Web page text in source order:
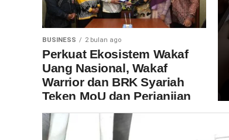
BUSINESS 2 bulan ago
Perkuat Ekosistem Wakaf
Uang Nasional, Wakaf
Warrior dan BRK Syariah
Teken MoU dan Perjanjian
Kerja Sama Induk CWLD